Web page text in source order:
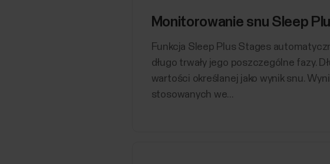
Monitorowanie snu Sleep
​Funkcja Sleep Plus Stages
długo trwały jego poszczególne fazy.
wartości określanej jako wynik snu.
stosowanych we...